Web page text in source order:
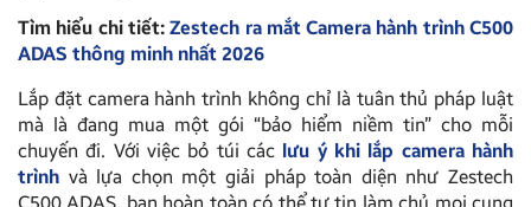
Tìm hiểu chi tiết:Zestech ra mắt Camera hành trình C500
ADAS thông minh nhất 2026
Lắp đặt camera hành trình không chỉ là tuân thủ pháp luật
mà là đang mua một gói “bảo hiểm niềm tin” cho mỗi
chuyến đi. Với việc bỏ túi các lưu ý khi lắp camera hành
trình và lựa chọn một giải pháp toàn diện như Zestech